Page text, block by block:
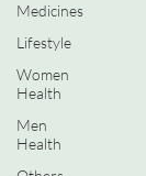
Medicines
Lifestyle
Women
Health
Men
Health